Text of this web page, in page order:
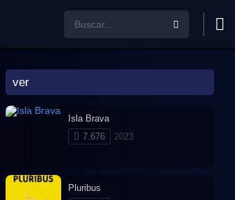
ver
Isla Brava
7.676
2023
Pluribus